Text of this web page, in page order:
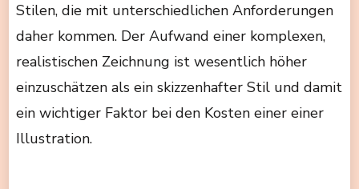
Stilen, die mit unterschiedlichen Anforderungen
daher kommen. Der Aufwand einer komplexen,
realistischen Zeichnung ist wesentlich höher
einzuschätzen als ein skizzenhafter Stil und damit
ein wichtiger Faktor bei den Kosten einer einer
Illustration.